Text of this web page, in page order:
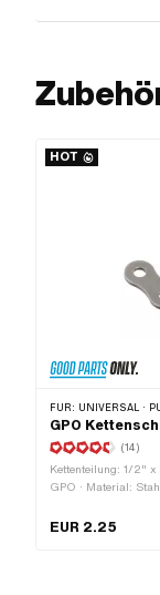
HOT
FÜR: UNIVERSAL · PUCH · SACHS · PONY /
GPO
(14)
Kettenteilung: 1/2" x
GPO · Material:
Federverschluss ·
EUR 2.25